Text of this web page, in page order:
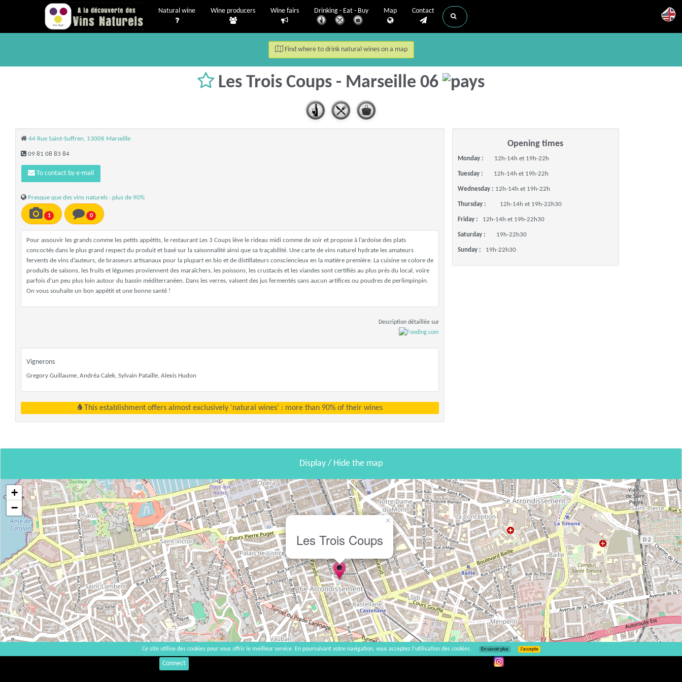
Natural wine Wine producers Wine fairs Drinking - Eat - Buy Map Contact
Find where to drink natural wines on a map
Les Trois Coups - Marseille 06
44 Rue Saint-Suffren, 13006 Marseille
09 81 08 83 84
To contact by e-mail
Presque que des vins naturels : plus de 90%
1 0
Pour assouvir les grands comme les petits appétits, le restaurant Les 3 Coups lève le rideau midi comme de soir et propose à l’ardoise des plats
concoctés dans le plus grand respect du produit et basé sur la saisonnalité ainsi que sa traçabilité. Une carte de vins naturel hydrate les amateurs
fervents de vins d’auteurs, de brasseurs artisanaux pour la plupart en bio et de distillateurs consciencieux en la matière première. La cuisine se colore de
produits de saisons, les fruits et légumes proviennent des maraîchers, les poissons, les crustacés et les viandes sont certifiés au plus près du local, voire
parfois d’un peu plus loin autour du bassin méditerranéen. Dans les verres, valsent des jus fermentés sans aucun artifices ou poudres de perlimpinpin.
On vous souhaite un bon appétit et une bonne santé !
Description détaillée sur
Vignerons
Gregory Guillaume, Andréa Calek, Sylvain Pataille, Alexis Hudon
This establishment offers almost exclusively 'natural wines' : more than 90% of their wines
Opening times
Monday : 12h-14h et 19h-22h
Tuesday : 12h-14h et 19h-22h
Wednesday : 12h-14h et 19h-22h
Thursday : 12h-14h et 19h-22h30
Friday : 12h-14h et 19h-22h30
Saturday : 19h-22h30
Sunday : 19h-22h30
Display / Hide the map
Les Trois Coups
×
+
−
Connect
Ce site utilise des cookies pour vous offrir le meilleur service. En poursuivant votre navigation, vous acceptez l’utilisation des cookies. En savoir plus J’accepte